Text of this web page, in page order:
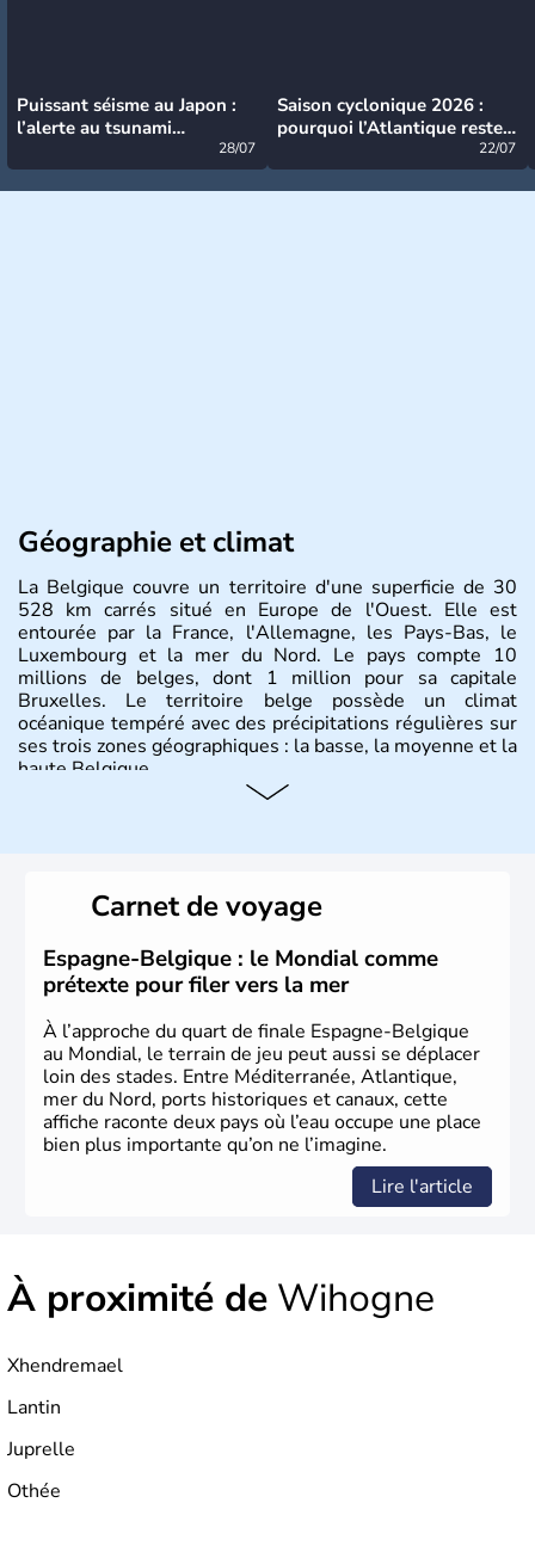
Puissant séisme au Japon :
l’alerte au tsunami
28/07
Saison cyclonique 2026 :
pourquoi l’Atlantique reste
22/07
Géographie et climat
La Belgique couvre un territoire d'une superficie de 30
528 km carrés situé en Europe de l'Ouest. Elle est
entourée par la France, l'Allemagne, les Pays-Bas, le
Luxembourg et la mer du Nord. Le pays compte 10
millions de belges, dont 1 million pour sa capitale
Bruxelles. Le territoire belge possède un climat
océanique tempéré avec des précipitations régulières sur
ses trois zones géographiques : la basse, la moyenne et la
haute Belgique.
effectuée par Jules César : les Gaulois, les Aquitains et
les Belges. Décrite comme la nation la plus brave par le
général romain, la Belgique a été divisée en deux pays
jusqu'en 1795 : les Pays-Bas du Sud et la principauté de
Liège. Il faut attendre jusqu'en 1980 pour qu'elle
devienne un Etat fédéral reconnu par la constitution de
1993.
Carnet de voyage
Espagne-Belgique : le Mondial comme
prétexte pour filer vers la mer
À l’approche du quart de finale Espagne-Belgique
au Mondial, le terrain de jeu peut aussi se déplacer
loin des stades. Entre Méditerranée, Atlantique,
mer du Nord, ports historiques et canaux, cette
affiche raconte deux pays où l’eau occupe une place
bien plus importante qu’on ne l’imagine.
Lire l'article
À proximité de Wihogne
Xhendremael
Lantin
Juprelle
Othée